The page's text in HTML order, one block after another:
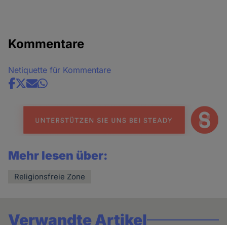
Kommentare
Netiquette für Kommentare
Share
news
Mehr lesen über:
Religionsfreie Zone
Verwandte Artikel